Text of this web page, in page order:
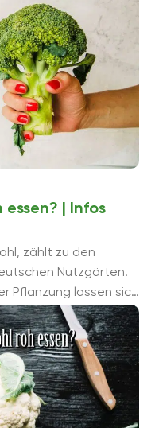
| Infos
zählt zu den
Nutzgärten.
Pflanzung lassen sich
und ...